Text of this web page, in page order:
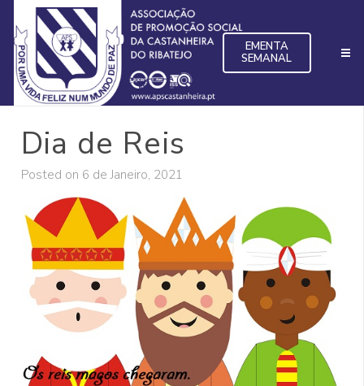
EMENTA
SEMANAL
Dia de Reis
Posted on 6 de Janeiro, 2021